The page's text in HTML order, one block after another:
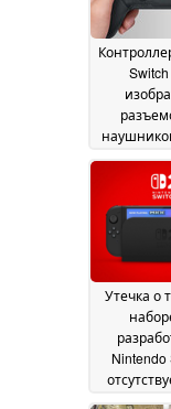
Утечка о
Nintendo